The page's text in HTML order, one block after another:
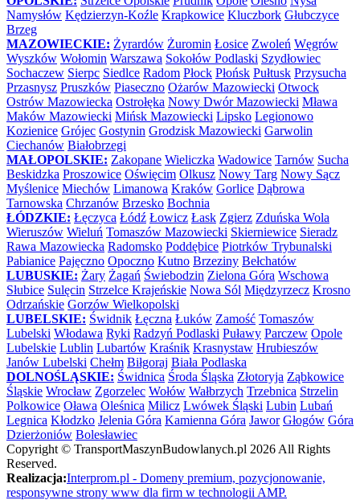
Namysłów Kędzierzyn-Koźle Krapkowice Kluczbork Głubczyce
Brzeg
MAZOWIECKIE: Żyrardów Żuromin Łosice Zwoleń Węgrów
Wyszków Wołomin Warszawa Sokołów Podlaski Szydłowiec
Sochaczew Sierpc Siedlce Radom Płock Płońsk Pułtusk Przysucha
Przasnysz Pruszków Piaseczno Ożarów Mazowiecki Otwock
Ostrów Mazowiecka Ostrołęka Nowy Dwór Mazowiecki Mława
Maków Mazowiecki Mińsk Mazowiecki Lipsko Legionowo
Kozienice Grójec Gostynin Grodzisk Mazowiecki Garwolin
Ciechanów Białobrzegi
MAŁOPOLSKIE: Zakopane Wieliczka Wadowice Tarnów Sucha
Beskidzka Proszowice Oświęcim Olkusz Nowy Targ Nowy Sącz
Myślenice Miechów Limanowa Kraków Gorlice Dąbrowa
Tarnowska Chrzanów Brzesko Bochnia
ŁÓDZKIE: Łęczyca Łódź Łowicz Łask Zgierz Zduńska Wola
Wieruszów Wieluń Tomaszów Mazowiecki Skierniewice Sieradz
Rawa Mazowiecka Radomsko Poddębice Piotrków Trybunalski
Pabianice Pajęczno Opoczno Kutno Brzeziny Bełchatów
LUBUSKIE: Żary Żagań Świebodzin Zielona Góra Wschowa
Słubice Sulęcin Strzelce Krajeńskie Nowa Sól Międzyrzecz Krosno
Odrzańskie Gorzów Wielkopolski
LUBELSKIE: Świdnik Łęczna Łuków Zamość Tomaszów
Lubelski Włodawa Ryki Radzyń Podlaski Puławy Parczew Opole
Lubelskie Lublin Lubartów Kraśnik Krasnystaw Hrubieszów
Janów Lubelski Chełm Biłgoraj Biała Podlaska
DOLNOŚLĄSKIE: Świdnica Środa Śląska Złotoryja Ząbkowice
Śląskie Wrocław Zgorzelec Wołów Wałbrzych Trzebnica Strzelin
Polkowice Oława Oleśnica Milicz Lwówek Śląski Lubin Lubań
Legnica Kłodzko Jelenia Góra Kamienna Góra Jawor Głogów Góra
Dzierżoniów Bolesławiec
Copyright © TransportMaszynBudowlanych.pl 2026 All Rights
Reserved.
Realizacja:Interprom.pl - Domeny premium, pozycjonowanie,
responsywne strony www dla firm w technologii AMP.